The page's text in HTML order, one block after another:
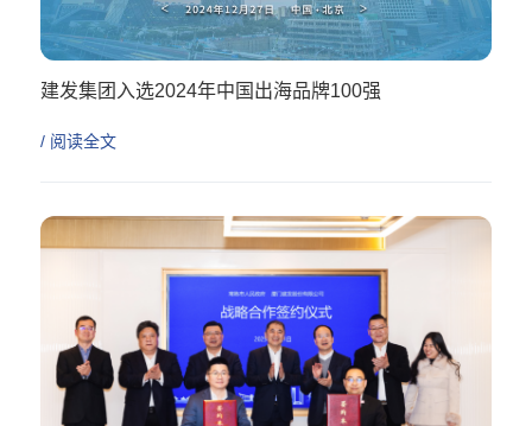
建发集团入选2024年中国出海品牌100强
/ 阅读全文